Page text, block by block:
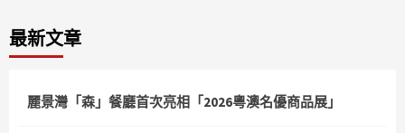
最新文章
麗景灣「森」餐廳首次亮相「2026粵澳名優商品展」